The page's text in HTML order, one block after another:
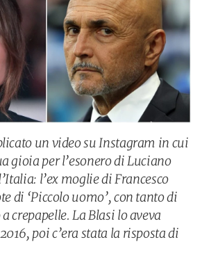
un video su Instagram in cui
gioia per l’esonero di Luciano
l’ex moglie di Francesco
di ‘Piccolo uomo’, con tanto di
crepapelle. La Blasi lo aveva
poi c’era stata la risposta di